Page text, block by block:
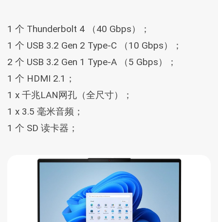
1 个 Thunderbolt 4 （40 Gbps）；
1 个 USB 3.2 Gen 2 Type-C （10 Gbps）；
2 个 USB 3.2 Gen 1 Type-A （5 Gbps）；
1 个 HDMI 2.1；
1 x 千兆LAN网孔（全尺寸）；
1 x 3.5 毫米音频；
1 个 SD 读卡器；